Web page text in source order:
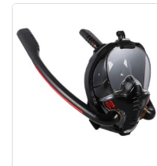
690,000₫.là: